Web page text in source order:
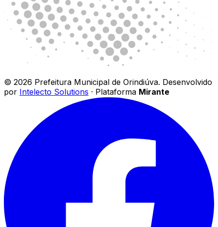
© 2026 Prefeitura Municipal de Orindiúva. Desenvolvido
por Intelecto Solutions · Plataforma Mirante